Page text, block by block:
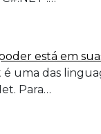
está em
uma das
Para…